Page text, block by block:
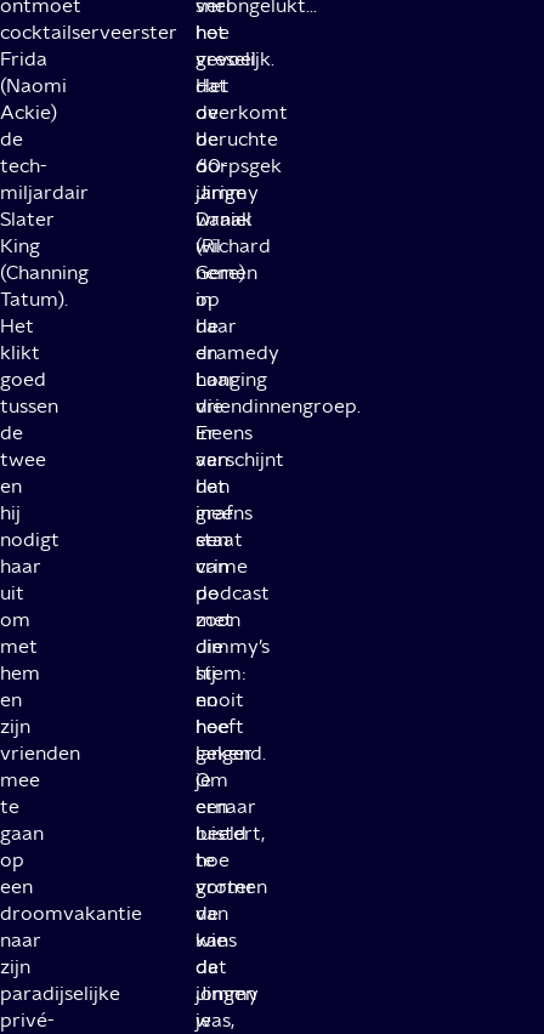
ontmoet
cocktailserveerster
Frida
(Naomi
Ackie)
de
tech-
miljardair
Slater
King
(Channing
Tatum).
Het
klikt
goed
tussen
de
twee
en
hij
nodigt
haar
uit
om
met
hem
en
zijn
vrienden
mee
te
gaan
op
een
droomvakantie
naar
zijn
paradijselijke
privé-
snel
het
gevoel
dat
de
beruchte
dorpsgek
Jimmy
wraak
wil
nemen
op
haar
en
haar
vriendinnengroep.
Er
verschijnt
dan
ineens
een
crime
podcast
met
Jimmy’s
stem:
en
hoe
langer
je
ernaar
luistert,
hoe
groter
de
kans
dat
Jimmy
je
verongelukt…
hoe
vreselijk.
Het
overkomt
de
60-
jarige
Daniel
(Richard
Gere)
in
de
dramedy
Longing
die
ineens
aan
het
graf
staat
van
de
zoon
die
hij
nooit
heeft
gekend.
Om
een
beeld
te
vormen
van
wie
de
jongen
was,